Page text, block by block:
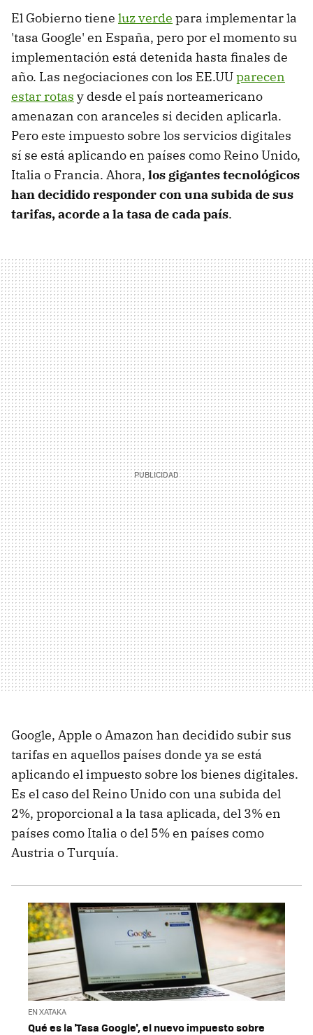
El Gobierno tiene luz verde para implementar la
'tasa Google' en España, pero por el momento su
implementación está detenida hasta finales de
año. Las negociaciones con los EE.UUparecen
estar rotas y desde el país norteamericano
amenazan con aranceles si deciden aplicarla.
Pero este impuesto sobre los servicios digitales
sí se está aplicando en países como Reino Unido,
Italia o Francia. Ahora, los gigantes tecnológicos
han decidido responder con una subida de sus
tarifas, acorde a la tasa de cada país.
Google, Apple o Amazon han decidido subir sus
tarifas en aquellos países donde ya se está
aplicando el impuesto sobre los bienes digitales.
Es el caso del Reino Unido con una subida del
2%, proporcional a la tasa aplicada, del 3% en
países como Italia o del 5% en países como
Austria o Turquía.
EN XATAKA
Qué es la 'Tasa Google', el nuevo impuesto sobre